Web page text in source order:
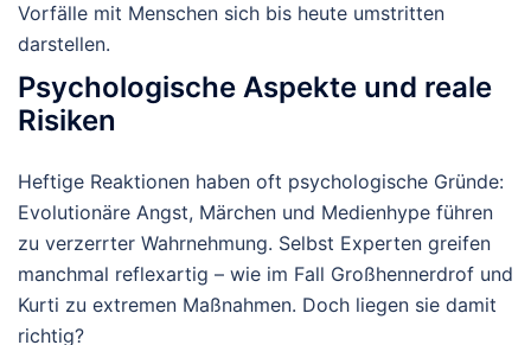
Vorfälle mit Menschen sich bis heute umstritten
darstellen.
Psychologische Aspekte und reale
Risiken
Heftige Reaktionen haben oft psychologische Gründe:
Evolutionäre Angst, Märchen und Medienhype führen
zu verzerrter Wahrnehmung. Selbst Experten greifen
manchmal reflexartig – wie im Fall Großhennerdrof und
Kurti zu extremen Maßnahmen. Doch liegen sie damit
richtig?